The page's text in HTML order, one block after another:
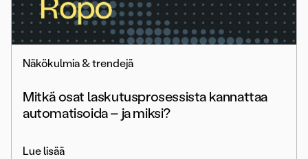
Näkökulmia & trendejä
Mitkä osat laskutusprosessista kannattaa
automatisoida – ja miksi?
Lue lisää